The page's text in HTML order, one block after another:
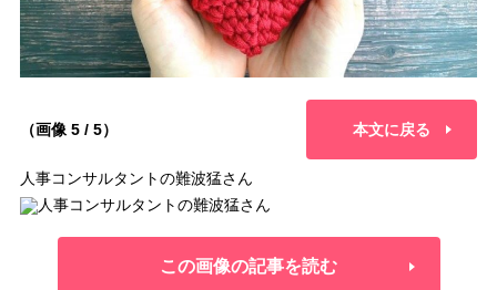
（画像 5 / 5） 本文に戻る
人事コンサルタントの難波猛さん
この画像の記事を読む